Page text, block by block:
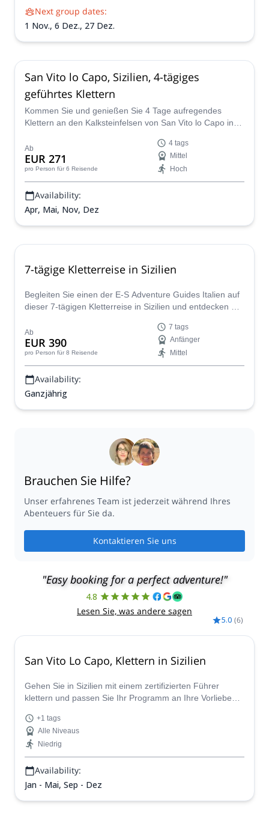
Next group dates:
1 Nov., 6 Dez., 27 Dez.
San Vito lo Capo, Sizilien, 4-tägiges
geführtes Klettern
Kommen Sie und genießen Sie 4 Tage aufregendes
Klettern an den Kalksteinfelsen von San Vito lo Capo in
Ab
EUR 271
pro Person für 6 Reisende
4 tags
Mittel
Hoch
Availability:
Apr, Mai, Nov, Dez
7-tägige Kletterreise in Sizilien
Begleiten Sie einen der E-S Adventure Guides Italien auf
dieser 7-tägigen Kletterreise in Sizilien und entdecken Sie
Italiens!
Ab
EUR 390
pro Person für 8 Reisende
7 tags
Anfänger
Mittel
Availability:
Ganzjährig
Brauchen Sie Hilfe?
Unser erfahrenes Team ist jederzeit während Ihres
Abenteuers für Sie da.
Kontaktieren Sie uns
"Easy booking for a perfect adventure!"
4.8
Lesen Sie, was andere sagen
5.0 (6)
San Vito Lo Capo, Klettern in Sizilien
Gehen Sie in Sizilien mit einem zertifizierten Führer
klettern und passen Sie Ihr Programm an Ihre Vorlieben
neuer Fähigkeiten, das Gehen auf einer Mehrseillängen-
Route und mehr. Genießen Sie das Klettern an
überhängenden Stalaktiten und Felsen mit spektakulärem
Meerblick!
+1 tags
Alle Niveaus
Niedrig
Availability:
Jan - Mai, Sep - Dez